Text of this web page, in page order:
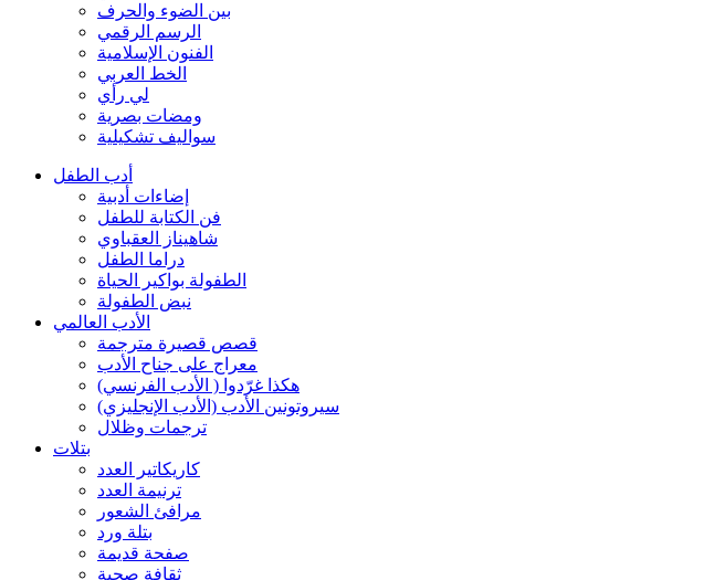
بين الضوء والحرف
الرسم الرقمي
الفنون الإسلامية
الخط العربي
لي رأي
ومضات بصرية
سواليف تشكيلية
أدب الطفل
إضاءات أدبية
فن الكتابة للطفل
شاهيناز العقباوي
دراما الطفل
الطفولة بواكير الحياة
نبض الطفولة
الأدب العالمي
قصص قصيرة مترجمة
معراج على جناح الأدب
هكذا غرّدوا ( الأدب الفرنسي)
سيروتونين الأدب (الأدب الإنجليزي)
ترجمات وظلال
بتلات
كاريكاتير العدد
ترنيمة العدد
مرافئ الشعور
بتلة ورد
صفحة قديمة
ثقافة صحية